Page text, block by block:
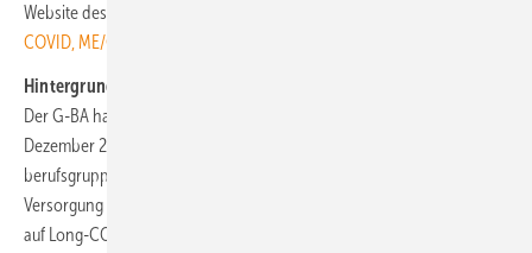
Website des G-BA zu finden:
COVID, ME/CFS und ähnlichen Erkrankungen
Hintergrund: Zusammenhang zwischen Richtlinie und EBM-Ziffer
Der G-BA hatte den gesetzlichen Auftrag, bis spätestens 31.
Dezember 2023 in einer neuen Richtlinie Regelungen für eine
berufsgruppenübergreifende, koordinierte und strukturierte
Versorgung für Versicherte zu beschließen, bei denen der Verdacht
auf Long-COVID besteht. Festgehalten ist im Gesetz zudem, dass der